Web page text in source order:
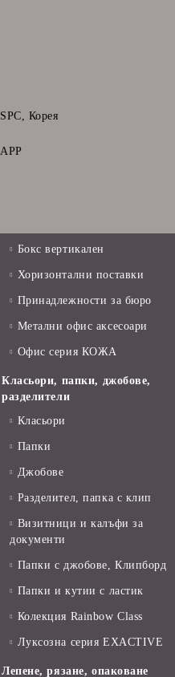
SPC, Корея
APP
Бокс вертикален
Хоризонтални поставки
Принадлежности за бюро
Метални офис аксесоари
Офис серия КОЖА
Класьори, папки, джобове,
разделители
Класьори
Папки
Джобове
Разделител, папка с клип
Визитници и калъфи за
документи
Папки с джобове, Клипборд
Папки и кутии с ластик
Колекция Rainbow Class
Луксозна серия EXACTIVE
Лепене, рязане, опаковане